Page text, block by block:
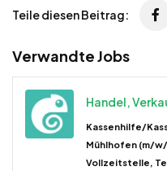
Teile diesen Beitrag:
Verwandte Jobs
Handel,
Kassenhilfe/
Mühlhofen (m/
Vollzeitstelle,